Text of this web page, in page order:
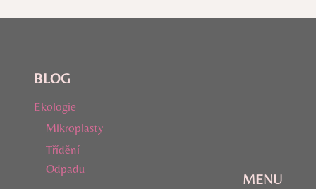
BLOG
Ekologie
Mikroplasty
Třídění
Odpadu
MENU